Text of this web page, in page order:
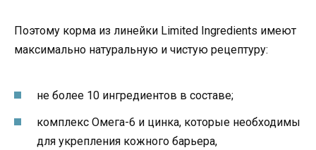
Поэтому корма из линейки Limited Ingredients имеют
максимально натуральную и чистую рецептуру:
не более 10 ингредиентов в составе;
комплекс Омега-6 и цинка, которые необходимы
для укрепления кожного барьера,